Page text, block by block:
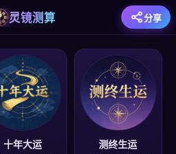
灵镜测算 分享
十年大运 测终生运